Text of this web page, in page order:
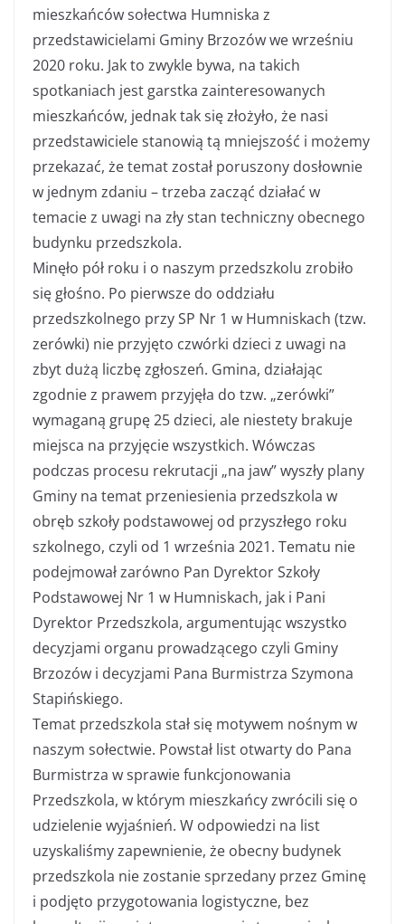
mieszkańców sołectwa Humniska z
przedstawicielami Gminy Brzozów we wrześniu
2020 roku. Jak to zwykle bywa, na takich
spotkaniach jest garstka zainteresowanych
mieszkańców, jednak tak się złożyło, że nasi
przedstawiciele stanowią tą mniejszość i możemy
przekazać, że temat został poruszony dosłownie
w jednym zdaniu – trzeba zacząć działać w
temacie z uwagi na zły stan techniczny obecnego
budynku przedszkola.
Minęło pół roku i o naszym przedszkolu zrobiło
się głośno. Po pierwsze do oddziału
przedszkolnego przy SP Nr 1 w Humniskach (tzw.
zerówki) nie przyjęto czwórki dzieci z uwagi na
zbyt dużą liczbę zgłoszeń. Gmina, działając
zgodnie z prawem przyjęła do tzw. „zerówki”
wymaganą grupę 25 dzieci, ale niestety brakuje
miejsca na przyjęcie wszystkich. Wówczas
podczas procesu rekrutacji „na jaw” wyszły plany
Gminy na temat przeniesienia przedszkola w
obręb szkoły podstawowej od przyszłego roku
szkolnego, czyli od 1 września 2021. Tematu nie
podejmował zarówno Pan Dyrektor Szkoły
Podstawowej Nr 1 w Humniskach, jak i Pani
Dyrektor Przedszkola, argumentując wszystko
decyzjami organu prowadzącego czyli Gminy
Brzozów i decyzjami Pana Burmistrza Szymona
Stapińskiego.
Temat przedszkola stał się motywem nośnym w
naszym sołectwie. Powstał list otwarty do Pana
Burmistrza w sprawie funkcjonowania
Przedszkola, w którym mieszkańcy zwrócili się o
udzielenie wyjaśnień. W odpowiedzi na list
uzyskaliśmy zapewnienie, że obecny budynek
przedszkola nie zostanie sprzedany przez Gminę
i podjęto przygotowania logistyczne, bez